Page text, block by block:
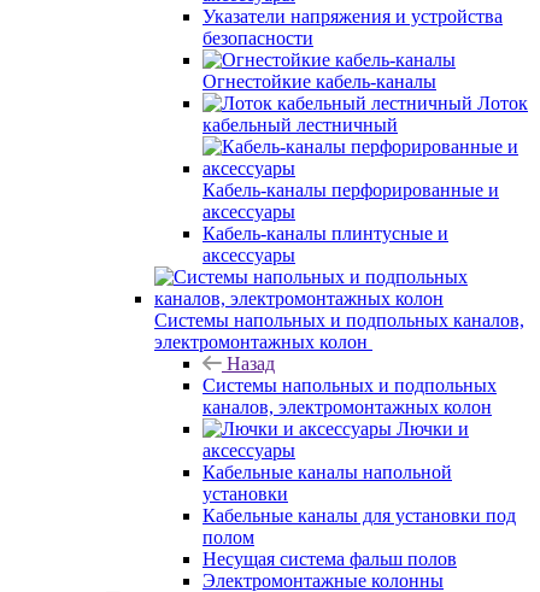
Указатели напряжения и устройства
безопасности
Огнестойкие кабель-каналы
Лоток
кабельный лестничный
Кабель-каналы перфорированные и
аксессуары
Кабель-каналы плинтусные и
аксессуары
Системы напольных и подпольных каналов,
электромонтажных колон
Назад
Системы напольных и подпольных
каналов, электромонтажных колон
Лючки и
аксессуары
Кабельные каналы напольной
установки
Кабельные каналы для установки под
полом
Несущая система фальш полов
Электромонтажные колонны